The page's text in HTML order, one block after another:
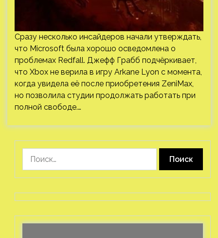
Сразу несколько инсайдеров начали утверждать,
что Microsoft была хорошо осведомлена о
проблемах Redfall. Джефф Грабб подчёркивает,
что Xbox не верила в игру Arkane Lyon с момента,
когда увидела её после приобретения ZeniMax,
но позволила студии продолжать работать при
полной свободе.…